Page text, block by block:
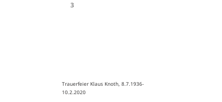
3
Trauerfeier Klaus Knoth, 8.7.1936-
10.2.2020